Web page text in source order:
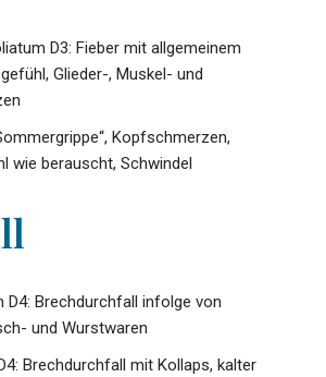
D3: Fieber mit allgemeinem
Glieder-, Muskel- und
Kopfschmerzen,
wie berauscht, Schwindel
D4: Brechdurchfall infolge von
und Wurstwaren
Brechdurchfall mit Kollaps, kalter